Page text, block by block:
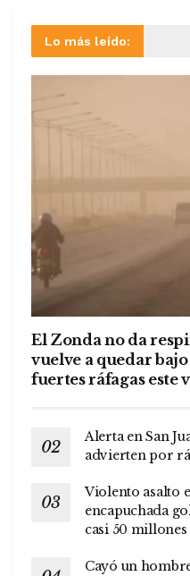
Lo más leído:
El Zonda no da
vuelve a quedar
fuertes ráfagas este
Alerta en San
advierten por
Violento asalto
encapuchada
casi 50 millones
Cayó un